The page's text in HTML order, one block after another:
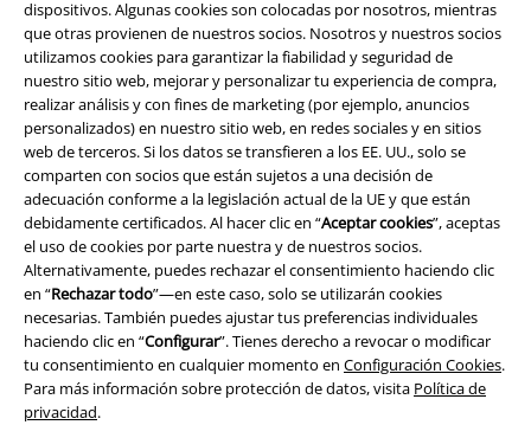
dispositivos. Algunas cookies son colocadas por nosotros, mientras
que otras provienen de nuestros socios. Nosotros y nuestros socios
utilizamos cookies para garantizar la fiabilidad y seguridad de
nuestro sitio web, mejorar y personalizar tu experiencia de compra,
realizar análisis y con fines de marketing (por ejemplo, anuncios
personalizados) en nuestro sitio web, en redes sociales y en sitios
web de terceros. Si los datos se transfieren a los EE. UU., solo se
comparten con socios que están sujetos a una decisión de
adecuación conforme a la legislación actual de la UE y que están
debidamente certificados. Al hacer clic en “Aceptar cookies”, aceptas
el uso de cookies por parte nuestra y de nuestros socios.
Alternativamente, puedes rechazar el consentimiento haciendo clic
en “Rechazar todo”—en este caso, solo se utilizarán cookies
necesarias. También puedes ajustar tus preferencias individuales
haciendo clic en “Configurar”. Tienes derecho a revocar o modificar
tu consentimiento en cualquier momento en Configuración Cookies.
Para más información sobre protección de datos, visita Política de
privacidad.
¡Descarga la nueva App EMP totalmente GRATIS y disfruta de todas
sus nuevas funciones y ventajas!
A Warner Music Group Company
Seguridad